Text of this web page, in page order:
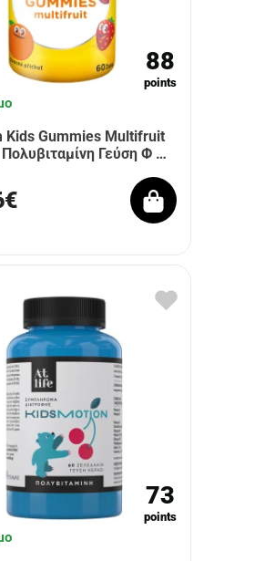
88
points
Kids Gummies Multifruit
Πολυβιταμίνη Γεύση Φ …
73
points